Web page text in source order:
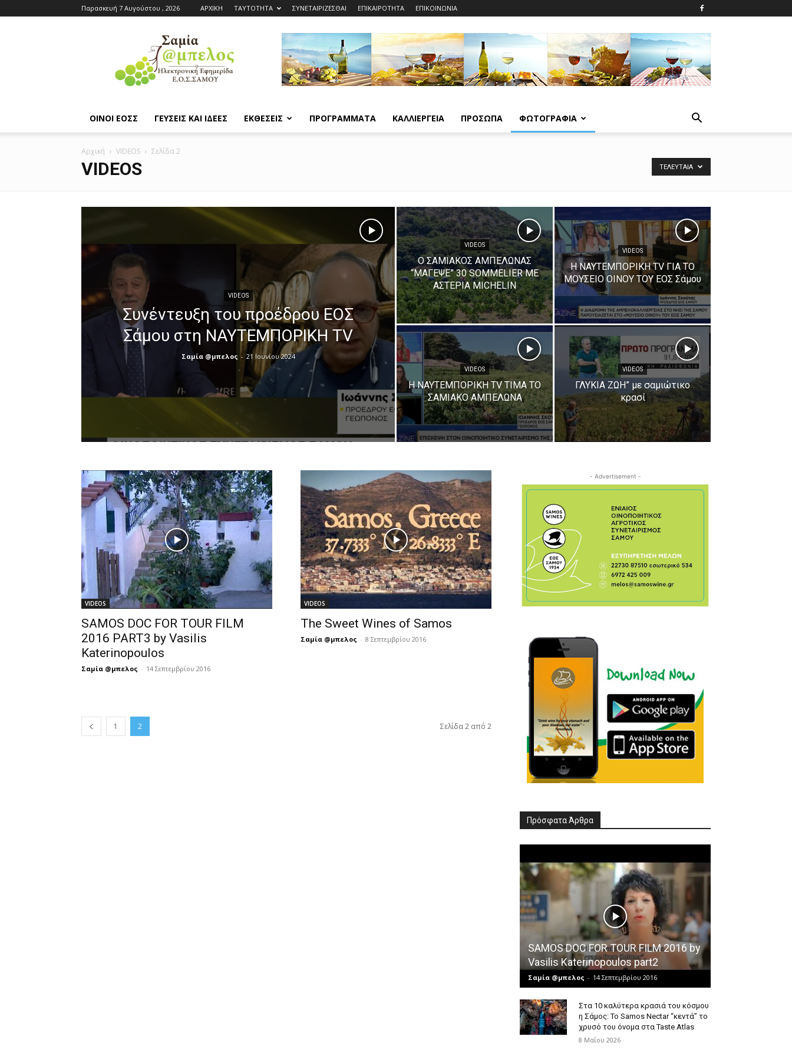
Παρασκευή 7 Αυγούστου , 2026 ΑΡΧΙΚΗ ΤΑΥΤΟΤΗΤΑ ΣΥΝΕΤΑΙΡΙΖΕΣΘΑΙ ΕΠΙΚΑΙΡΟΤΗΤΑ ΕΠΙΚΟΙΝΩΝΙΑ
Εφημερίδα
ΕΟΣΣ
|
Σαμία
ΟΙΝΟΙ ΕΟΣΣ ΓΕΥΣΕΙΣ ΚΑΙ ΙΔΕΕΣ ΕΚΘΕΣΕΙΣ ΠΡΟΓΡΑΜΜΑΤΑ ΚΑΛΛΙΕΡΓΕΙΑ ΠΡΟΣΩΠΑ ΦΩΤΟΓΡΑΦΙΑ
Αρχική VIDEOS Σελίδα 2
VIDEOS ΤΕΛΕΥΤΑΊΑ
VIDEOS
Συνέντευξη του προέδρου ΕΟΣ
Σάμου στη ΝΑΥΤΕΜΠΟΡΙΚΗ TV
Σαμία @μπελος - 21 Ιουνίου 2024
VIDEOS
Ο ΣΑΜΙΑΚΟΣ ΑΜΠΕΛΩΝΑΣ
“ΜΑΓΕΨΕ” 30 SOMMELIER ΜΕ
ΑΣΤΕΡΙΑ ΜICHELIN
VIDEOS
H ΝΑΥΤΕΜΠΟΡΙΚΗ ΤV ΓΙΑ ΤΟ
ΜΟΥΣΕΙΟ ΟΙΝΟΥ ΤΟΥ ΕΟΣ Σάμου
VIDEOS
Η ΝΑΥΤΕΜΠΟΡΙΚΗ TV ΤΙΜΑ TO
ΣΑΜΙΑΚΟ ΑΜΠΕΛΩΝΑ
VIDEOS
ΓΛΥΚΙΑ ΖΩΗ” με σαμιώτικο
κρασί
VIDEOS
SAMOS DOC FOR TOUR FILM
2016 PART3 by Vasilis
Katerinopoulos
Σαμία @μπελος - 14 Σεπτεμβρίου 2016
VIDEOS
The Sweet Wines of Samos
Σαμία @μπελος - 8 Σεπτεμβρίου 2016
1 2 Σελίδα 2 από 2
- Advertisement -
Πρόσφατα Άρθρα
SAMOS DOC FOR TOUR FILM 2016 by
Vasilis Katerinopoulos part2
Σαμία @μπελος - 14 Σεπτεμβρίου 2016
Στα 10 καλύτερα κρασιά του κόσμου
η Σάμος: Το Samos Nectar “κεντά” το
χρυσό του όνομα στα Taste Atlas
8 Μαΐου 2026